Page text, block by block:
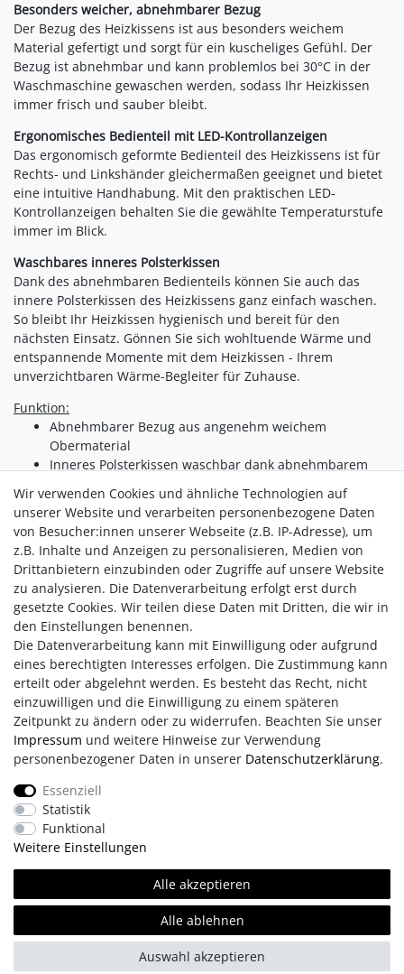
Besonders weicher, abnehmbarer Bezug
Der Bezug des Heizkissens ist aus besonders weichem
Material gefertigt und sorgt für ein kuscheliges Gefühl. Der
Bezug ist abnehmbar und kann problemlos bei 30°C in der
Waschmaschine gewaschen werden, sodass Ihr Heizkissen
immer frisch und sauber bleibt.
Ergonomisches Bedienteil mit LED-Kontrollanzeigen
Das ergonomisch geformte Bedienteil des Heizkissens ist für
Rechts- und Linkshänder gleichermaßen geeignet und bietet
eine intuitive Handhabung. Mit den praktischen LED-
Kontrollanzeigen behalten Sie die gewählte Temperaturstufe
immer im Blick.
Waschbares inneres Polsterkissen
Dank des abnehmbaren Bedienteils können Sie auch das
innere Polsterkissen des Heizkissens ganz einfach waschen.
So bleibt Ihr Heizkissen hygienisch und bereit für den
nächsten Einsatz. Gönnen Sie sich wohltuende Wärme und
entspannende Momente mit dem Heizkissen - Ihrem
unverzichtbaren Wärme-Begleiter für Zuhause.
Funktion:
Abnehmbarer Bezug aus angenehm weichem
Obermaterial
Inneres Polsterkissen waschbar dank abnehmbarem
Schnelles Aufwärmen mit 100 Watt
4 Temperaturstufen
Sicherheitssystem mit Überhitzungsschutz
Automatische Abschaltung nach 90 Minuten
Ergonomisches Bedienelement mit beidseitiger LED-
Kontrollanzeige für Rechts- und Linkshänder
Bezug maschinenwaschbar bei 30°C
Impressum AGB Daten­schutz­erklärung
Retouren/Reklamationen
Kontakt Team
Wir verwenden Cookies und ähnliche Technologien auf
unserer Website und verarbeiten personenbezogene Daten
von Besucher:innen unserer Webseite (z.B. IP-Adresse), um
z.B. Inhalte und Anzeigen zu personalisieren, Medien von
Drittanbietern einzubinden oder Zugriffe auf unsere Website
zu analysieren. Die Datenverarbeitung erfolgt erst durch
gesetzte Cookies. Wir teilen diese Daten mit Dritten, die wir in
den Einstellungen benennen.
Die Datenverarbeitung kann mit Einwilligung oder aufgrund
eines berechtigten Interesses erfolgen. Die Zustimmung kann
erteilt oder abgelehnt werden. Es besteht das Recht, nicht
einzuwilligen und die Einwilligung zu einem späteren
Zeitpunkt zu ändern oder zu widerrufen. Beachten Sie unser
Impressum und weitere Hinweise zur Verwendung
personenbezogener Daten in unserer Daten­schutz­erklärung.
Essenziell
Statistik
Funktional
Weitere Einstellungen
Alle akzeptieren
Alle ablehnen
Auswahl akzeptieren